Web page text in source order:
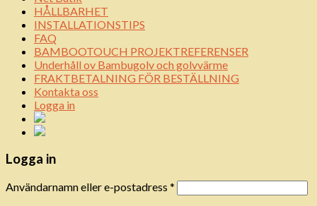
HÅLLBARHET
INSTALLATIONSTIPS
FAQ
BAMBOOTOUCH PROJEKTREFERENSER
Underhåll ov Bambugolv och golvvärme
FRAKTBETALNING FÖR BESTÄLLNING
Kontakta oss
Logga in
Logga in
Användarnamn eller e-postadress *